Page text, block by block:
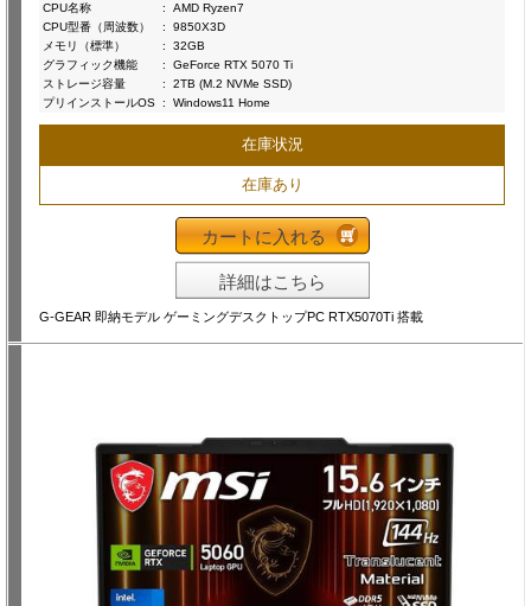
CPU名称
:
AMD Ryzen7
CPU型番（周波数）
:
9850X3D
メモリ（標準）
:
32GB
グラフィック機能
:
GeForce RTX 5070 Ti
ストレージ容量
:
2TB (M.2 NVMe SSD)
プリインストールOS : Windows11 Home
在庫状況
在庫あり
カートに入れる
詳細はこちら
G-GEAR 即納モデル ゲーミングデスクトップPC RTX5070Ti 搭載